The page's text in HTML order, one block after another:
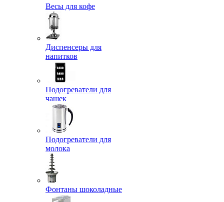
Весы для кофе
Диспенсеры для
напитков
Подогреватели для
чашек
Подогреватели для
молока
Фонтаны шоколадные